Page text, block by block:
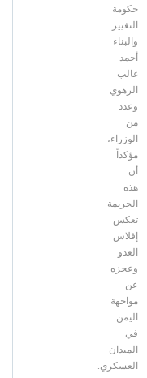
حكومة
التغيير
والبناء
أحمد
غالب
الرهوي
وعدد
من
الوزراء،
مؤكداً
أن
هذه
الجريمة
تعكس
إفلاس
العدو
وعجزه
عن
مواجهة
اليمن
في
الميدان
العسكري.